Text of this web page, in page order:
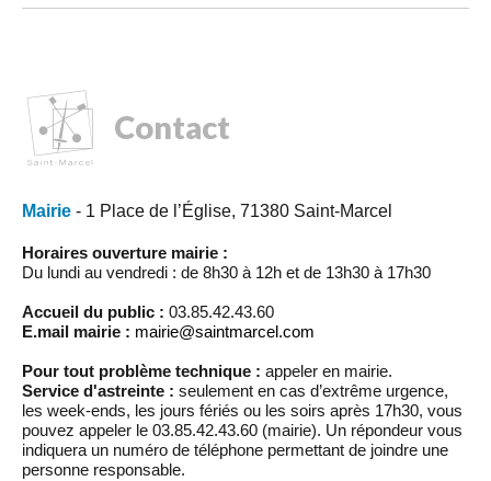
Contact
Mairie - 1 Place de l’Église, 71380 Saint-Marcel
Horaires ouverture mairie :
Du lundi au vendredi : de 8h30 à 12h et de 13h30 à 17h30
Accueil du public : 03.85.42.43.60
E.mail mairie : mairie@saintmarcel.com
Pour tout problème technique : appeler en mairie.
Service d'astreinte : seulement en cas d’extrême urgence,
les week-ends, les jours fériés ou les soirs après 17h30, vous
pouvez appeler le 03.85.42.43.60 (mairie). Un répondeur vous
indiquera un numéro de téléphone permettant de joindre une
personne responsable.